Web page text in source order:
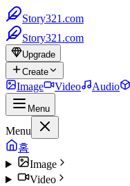
Story321.com
Story321.com
Upgrade
Create
Image Video Audio
Menu
Menu
홈
Image
Video